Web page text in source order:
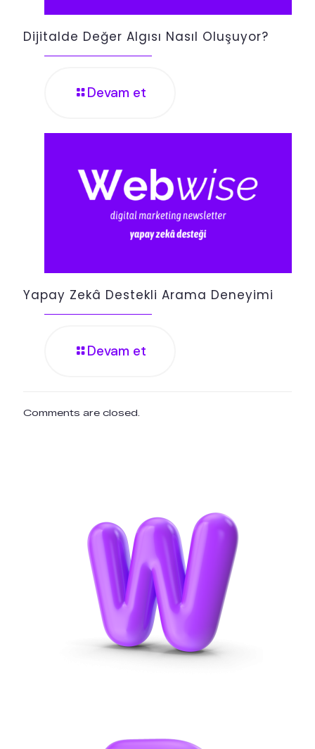
Dijitalde Değer Algısı Nasıl Oluşuyor?
Devam et
Yapay Zekâ Destekli Arama Deneyimi
Devam et
Comments are closed.